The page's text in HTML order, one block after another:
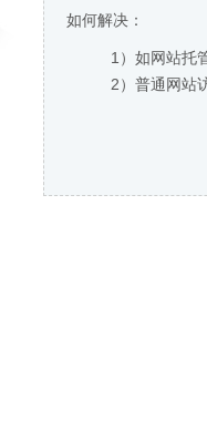
如何解决：
1）如网站托
2）普通网站